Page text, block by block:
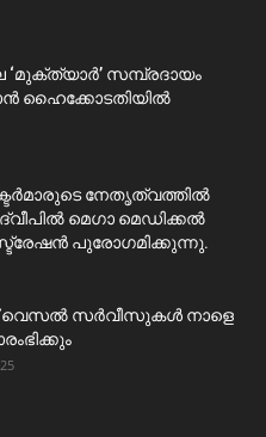
‘മുക്ത്യാർ’ സമ്പ്രദായം
ഹൈക്കോടതിയിൽ
നേതൃത്വത്തിൽ
മെഗാ മെഡിക്കൽ
പുരോഗമിക്കുന്നു.
സർവീസുകൾ നാളെ